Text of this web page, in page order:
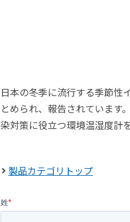
日本の冬季に流行する季節性
とめられ、報告されています
染対策に役立つ環境温湿度計
製品カテゴリトップ